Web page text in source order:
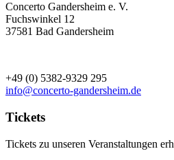
Concerto Gandersheim e. V.
Fuchswinkel 12
37581 Bad Gandersheim
+49 (0) 5382-9329 295
info@concerto-gandersheim.de
Tickets
Tickets zu unseren Veranstaltungen